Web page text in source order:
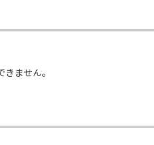
ません。